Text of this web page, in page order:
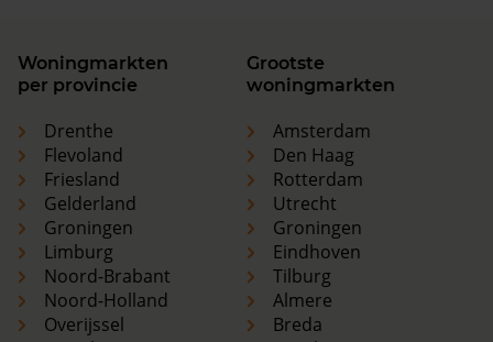
Woningmarkten
per provincie
Drenthe
Flevoland
Friesland
Gelderland
Groningen
Limburg
Noord-Brabant
Noord-Holland
Overijssel
Grootste
woningmarkten
Amsterdam
Den Haag
Rotterdam
Utrecht
Groningen
Eindhoven
Tilburg
Almere
Breda